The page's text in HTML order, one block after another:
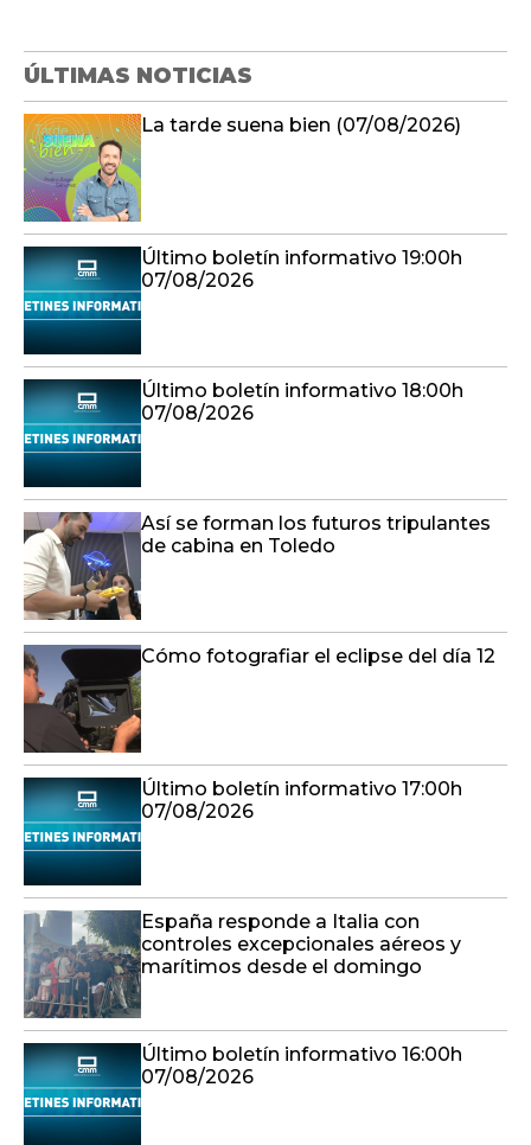
ÚLTIMAS NOTICIAS
La tarde suena bien (07/08/2026)
Último boletín informativo 19:00h
07/08/2026
Último boletín informativo 18:00h
07/08/2026
Así se forman los futuros tripulantes
de cabina en Toledo
Cómo fotografiar el eclipse del día 12
Último boletín informativo 17:00h
07/08/2026
España responde a Italia con
controles excepcionales aéreos y
marítimos desde el domingo
Último boletín informativo 16:00h
07/08/2026